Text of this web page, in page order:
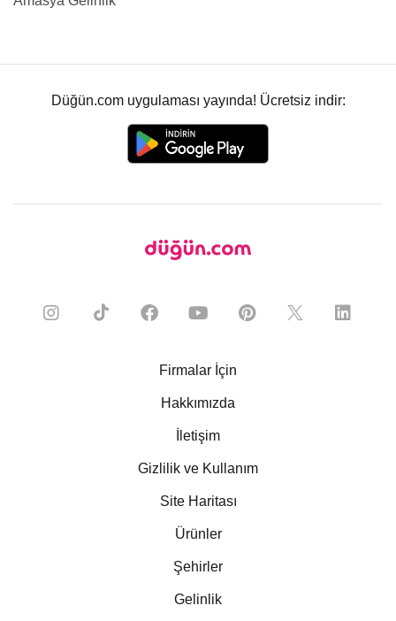
Düğün.com uygulaması yayında! Ücretsiz indir:
Firmalar İçin
Hakkımızda
İletişim
Gizlilik ve Kullanım
Site Haritası
Ürünler
Şehirler
Gelinlik